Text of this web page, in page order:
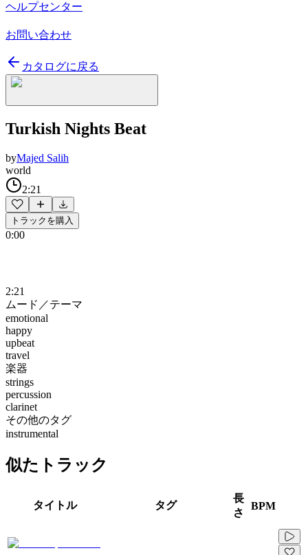
ヘルプセンター
お問い合わせ
カタログに戻る
Turkish Nights Beat
byMajed Salih
world
2:21
トラックを購入
0:00
2:21
ムード／テーマ
emotional
happy
upbeat
travel
楽器
strings
percussion
clarinet
その他のタグ
instrumental
似たトラック
タイトル タグ
長
さ
BPM